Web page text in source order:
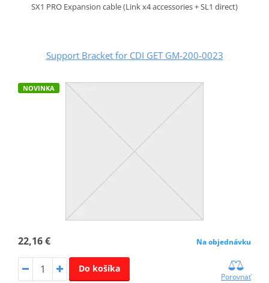
SX1 PRO Expansion cable (Link x4 accessories + SL1 direct)
Support Bracket for CDI GET GM-200-0023
NOVINKA
22,16 € Na objednávku
Do košíka
Porovnať